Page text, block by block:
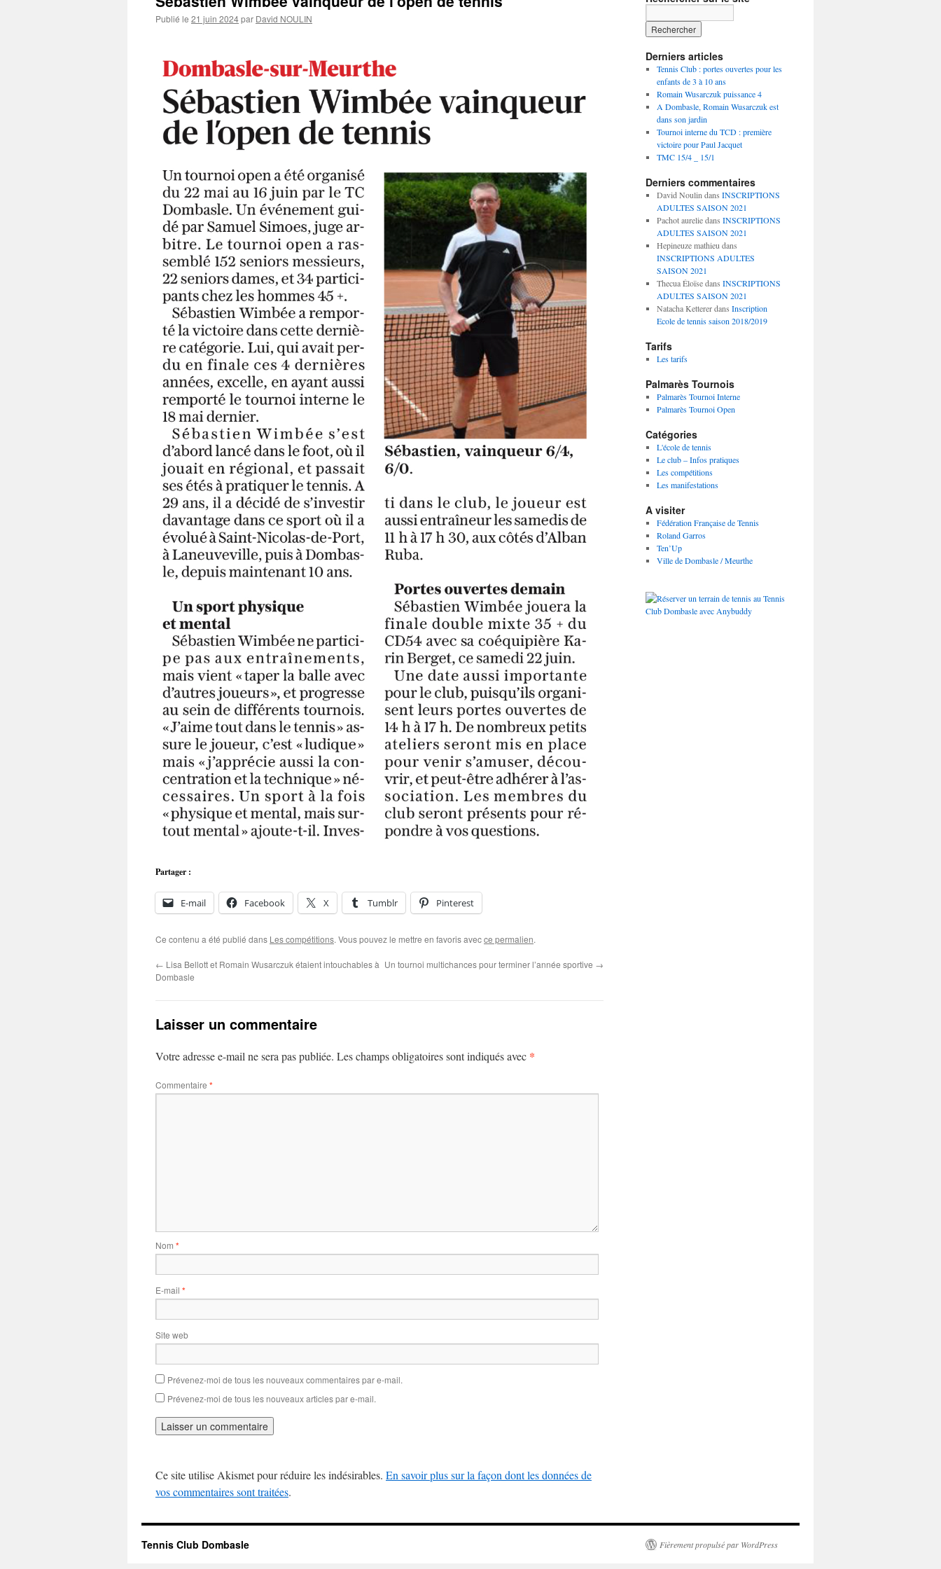
Publié le 21 juin 2024par David NOULIN
Partager :
E-mail Facebook X Tumblr Pinterest
Ce contenu a été publié dans Les compétitions. Vous pouvez le mettre en favoris avecce permalien.
← Lisa Bellott et Romain Wusarczuk étaient intouchables à
Dombasle
Un tournoi multichances pour terminer l’année sportive →
Laisser un commentaire
Votre adresse e-mail ne sera pas publiée. Les champs obligatoires sont indiqués avec *
Commentaire *
Nom *
E-mail *
Site web
Prévenez-moi de tous les nouveaux commentaires par e-mail.
Prévenez-moi de tous les nouveaux articles par e-mail.
Ce site utilise Akismet pour réduire les indésirables. En savoir plus sur la façon dont les données de
vos commentaires sont traitées.
de
sur
Facebook
de
sur
Twitter
de
Instagram
Derniers articles
Tennis Club : portes ouvertes pour les
enfants de 3 à 10 ans
Romain Wusarczuk puissance 4
A Dombasle, Romain Wusarczuk est
dans son jardin
Tournoi interne du TCD : première
victoire pour Paul Jacquet
TMC 15/4 _ 15/1
Derniers commentaires
David Noulin dans INSCRIPTIONS
ADULTES SAISON 2021
Pachot aureliedans INSCRIPTIONS
ADULTES SAISON 2021
Hepineuze mathieu dans
INSCRIPTIONS ADULTES
SAISON 2021
Thecua Éloïsedans INSCRIPTIONS
ADULTES SAISON 2021
Natacha Kettererdans Inscription
Ecole de tennis saison 2018/2019
Tarifs
Les tarifs
Palmarès Tournois
Palmarès Tournoi Interne
Palmarès Tournoi Open
Catégories
L'école de tennis
Le club – Infos pratiques
Les compétitions
Les manifestations
A visiter
Fédération Française de Tennis
Roland Garros
Ten’Up
Ville de Dombasle / Meurthe
Tennis Club Dombasle Fièrement propulsé par WordPress